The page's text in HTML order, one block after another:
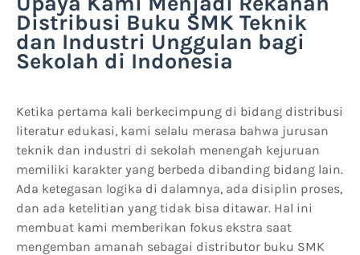
Distribusi Buku SMK Teknik
dan Industri Unggulan bagi
Sekolah di Indonesia
Ketika pertama kali berkecimpung di bidang distribusi
literatur edukasi, kami selalu merasa bahwa jurusan
teknik dan industri di sekolah menengah kejuruan
memiliki karakter yang berbeda dibanding bidang lain.
Ada ketegasan logika di dalamnya, ada disiplin proses,
dan ada ketelitian yang tidak bisa ditawar. Hal ini
membuat kami memberikan fokus ekstra saat
mengemban amanah sebagai distributor buku SMK